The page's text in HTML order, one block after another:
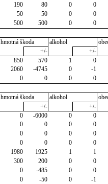
190 80 0 0
50 50 0 0
500 500 0 0
hmotná škoda alkohol
+/- +/-
850 570 1 0
2060 -4745 0 -1
0 0 0 0
hmotná škoda alkohol
+/- +/-
0 -6000 0 0
0 0 0 0
0 0 0 0
0 0 0 0
1980 1925 1 1
300 200 0 0
0 -485 0 0
0 -50 0 -1